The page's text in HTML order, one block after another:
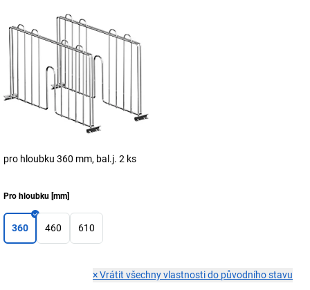
pro hloubku 360 mm, bal.j. 2 ks
Pro hloubku [mm]
360 460 610
×Vrátit všechny vlastnosti do původního stavu